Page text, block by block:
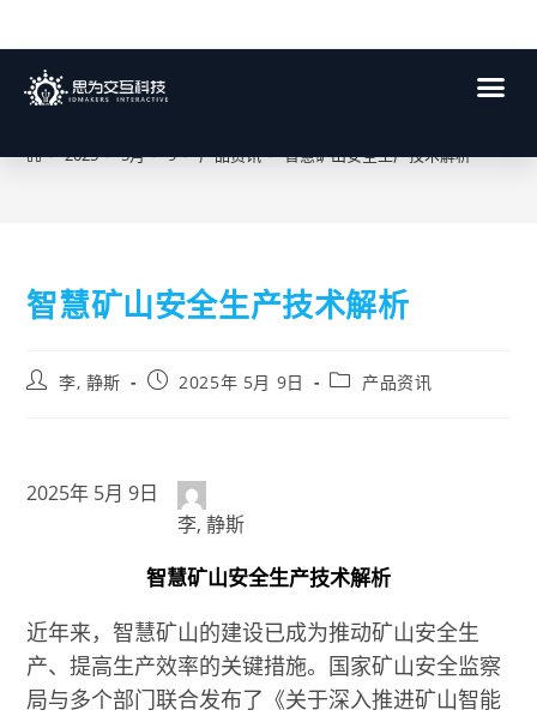
博客
> 2025 > 5月 > 9 > 产品资讯 > 智慧矿山安全生产技术解析
智慧矿山安全生产技术解析
李, 静斯 2025年 5月 9日 产品资讯
2025年 5月 9日
李, 静斯
智慧矿山安全生产技术解析
近年来，智慧矿山的建设已成为推动矿山安全生
产、提高生产效率的关键措施。国家矿山安全监察
局与多个部门联合发布了《关于深入推进矿山智能